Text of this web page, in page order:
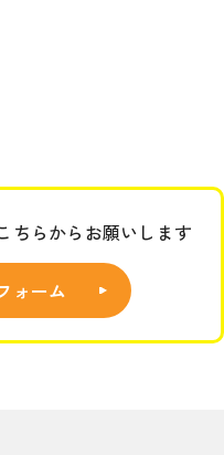
ちらからお願いします
ォーム